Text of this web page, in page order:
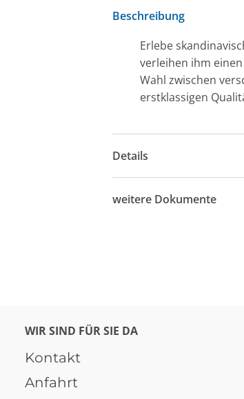
Beschreibung
Erlebe
verleihen ihm
Wahl zwischen
erstklassigen
Details
weitere Dokumente
WIR SIND FÜR SIE DA
Kontakt
Anfahrt